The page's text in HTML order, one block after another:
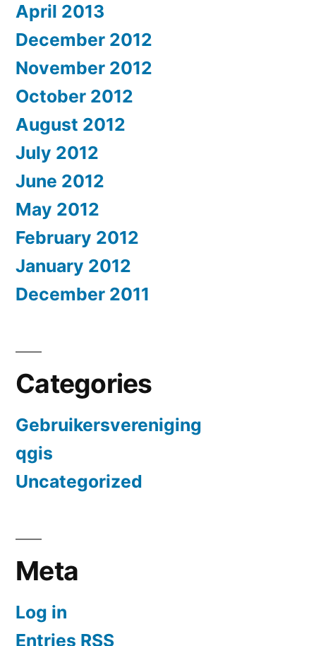
April 2013
December 2012
November 2012
October 2012
August 2012
July 2012
June 2012
May 2012
February 2012
January 2012
December 2011
Categories
Gebruikersvereniging
qgis
Uncategorized
Meta
Log in
Entries RSS